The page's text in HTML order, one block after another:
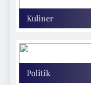
Kuliner
Politik